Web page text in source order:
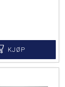
KJØP